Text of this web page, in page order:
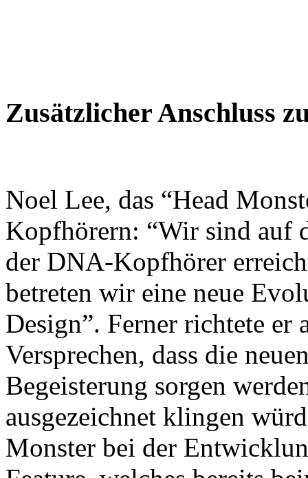
Zusätzlicher Anschluss
Noel Lee, das “Head
Kopfhörern: “Wir sind auf
der DNA-Kopfhörer
betreten wir eine neue
Design”. Ferner richtete er
Versprechen, dass die
Begeisterung sorgen
ausgezeichnet klingen
Monster bei der